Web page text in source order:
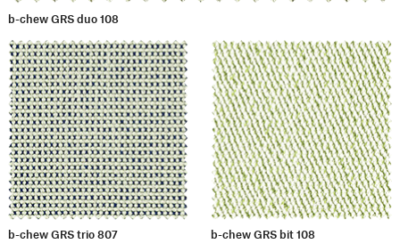
b-chew GRS duo 108
b-chew GRS trio 807 b-chew GRS bit 108